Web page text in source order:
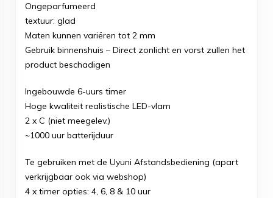
Ongeparfumeerd
textuur: glad
Maten kunnen variëren tot 2 mm
Gebruik binnenshuis – Direct zonlicht en vorst zullen het
product beschadigen
Ingebouwde 6-uurs timer
Hoge kwaliteit realistische LED-vlam
2 x C (niet meegelev.)
~1000 uur batterijduur
Te gebruiken met de Uyuni Afstandsbediening (apart
verkrijgbaar ook via webshop)
4 x timer opties: 4, 6, 8 & 10 uur